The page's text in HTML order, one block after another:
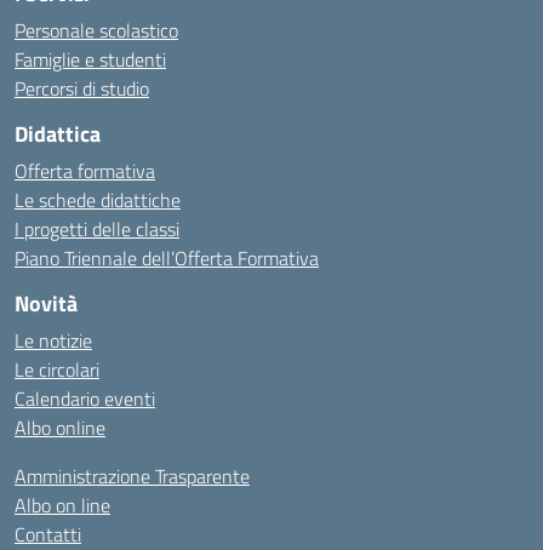
Personale scolastico
Famiglie e studenti
Percorsi di studio
Didattica
Offerta formativa
Le schede didattiche
I progetti delle classi
Piano Triennale dell’Offerta Formativa
Novità
Le notizie
Le circolari
Calendario eventi
Albo online
Amministrazione Trasparente
Albo on line
Contatti